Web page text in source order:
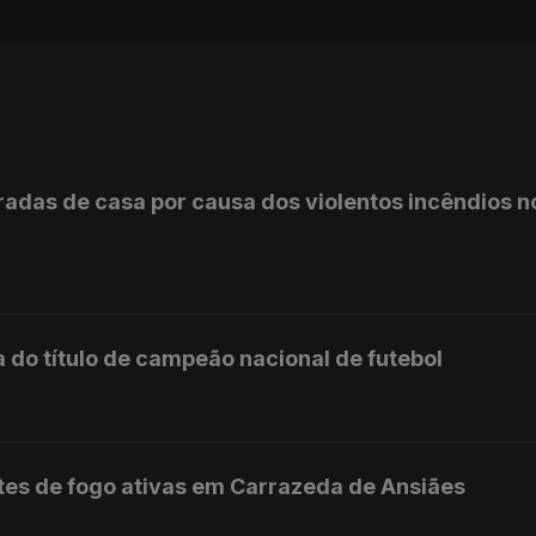
de casa por causa dos violentos incêndios
do título de campeão nacional de futebol
de fogo ativas em Carrazeda de Ansiães